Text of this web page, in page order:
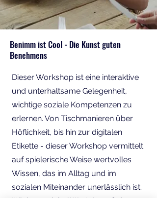
Benimm ist Cool - Die Kunst guten
Benehmens
Dieser Workshop ist eine interaktive
und unterhaltsame Gelegenheit,
wichtige soziale Kompetenzen zu
erlernen. Von Tischmanieren über
Höflichkeit, bis hin zur digitalen
Etikette - dieser Workshop vermittelt
auf spielerische Weise wertvolles
Wissen, das im Alltag und im
sozialen Miteinander unerlässlich ist.